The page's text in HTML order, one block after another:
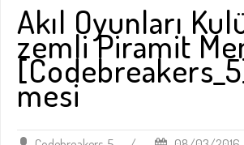
Akıl Oyunları
zemli Piramit
mesi